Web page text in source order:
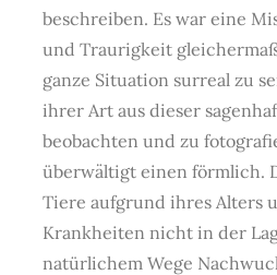
beschreiben. Es war eine
und Traurigkeit
ganze Situation surreal zu
ihrer Art aus dieser
beobachten und zu
überwältigt einen förmlich.
Tiere aufgrund ihres Alters
Krankheiten nicht in der
natürlichem Wege